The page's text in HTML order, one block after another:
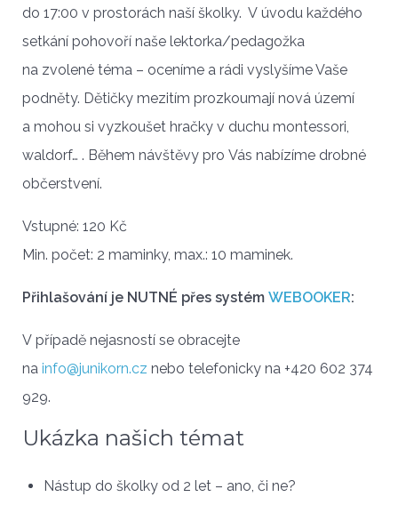
do 17:00 v prostorách naší školky. V úvodu každého
setkání pohovoří naše lektorka/pedagožka
na zvolené téma – oceníme a rádi vyslyšíme Vaše
podněty. Dětičky mezitím prozkoumají nová území
a mohou si vyzkoušet hračky v duchu montessori,
waldorf… . Během návštěvy pro Vás nabízíme drobné
občerstvení.
Vstupné: 120 Kč
Min. počet: 2 maminky, max.: 10 maminek.
Přihlašování je NUTNÉ přes systém WEBOOKER:
V případě nejasností se obracejte
na info@junikorn.cz nebo telefonicky na +420 602 374
929.
Ukázka našich témat
Nástup do školky od 2 let – ano, či ne?